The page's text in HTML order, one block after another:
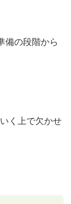
備の段階から
く上で欠かせ